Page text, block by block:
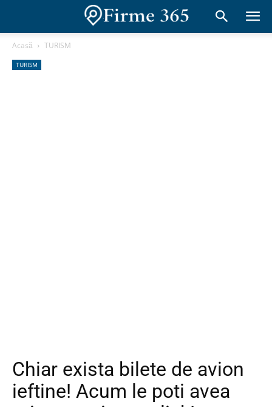
Acasă TURISM
TURISM
Chiar exista bilete de avion
ieftine! Acum le poti avea